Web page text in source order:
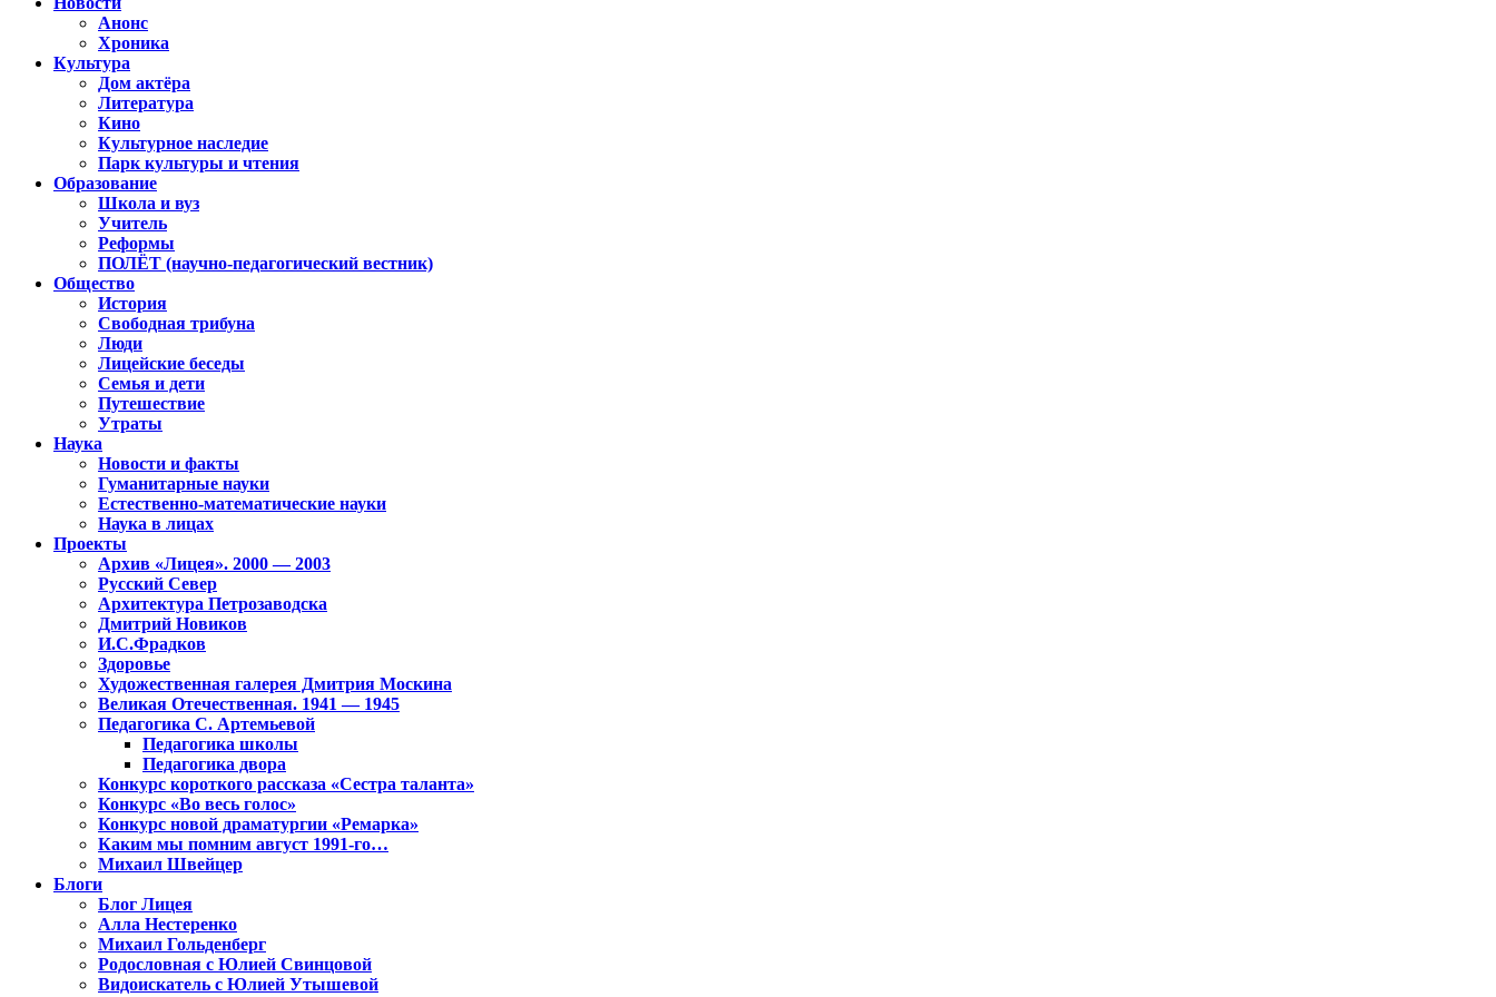
Анонс
Хроника
Культура
Дом актёра
Литература
Кино
Культурное наследие
Парк культуры и чтения
Образование
Школа и вуз
Учитель
Реформы
ПОЛЁТ (научно-педагогический вестник)
Общество
История
Свободная трибуна
Люди
Лицейские беседы
Семья и дети
Путешествие
Утраты
Наука
Новости и факты
Гуманитарные науки
Естественно-математические науки
Наука в лицах
Проекты
Архив «Лицея». 2000 — 2003
Русский Север
Архитектура Петрозаводска
Дмитрий Новиков
И.С.Фрадков
Здоровье
Художественная галерея Дмитрия Москина
Великая Отечественная. 1941 — 1945
Педагогика С. Артемьевой
Педагогика школы
Педагогика двора
Конкурс короткого рассказа «Сестра таланта»
Конкурс «Во весь голос»
Конкурс новой драматургии «Ремарка»
Каким мы помним август 1991-го…
Михаил Швейцер
Блоги
Блог Лицея
Алла Нестеренко
Михаил Гольденберг
Родословная с Юлией Свинцовой
Видоискатель с Юлией Утышевой